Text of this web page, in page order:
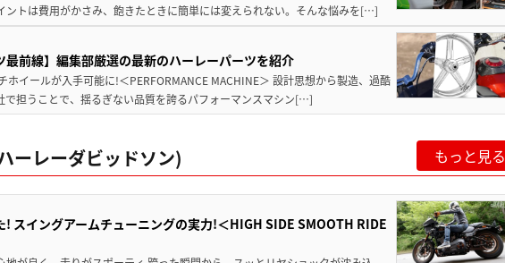
ントは費用がかさみ、飽きたときに簡単には変えられない。そんな悩みを[…]
最前線】編集部厳選の最新のハーレーパーツを紹介
ホイールが入手可能に!＜PERFORMANCE MACHINE＞ 設計思想から製造、過酷
で担うことで、揺るぎない品質を誇るパフォーマンスマシン[…]
ーレーダビッドソン) もっと見る
! スイングアームチューニングの実力!＜HIGH SIDE SMOOTH RIDE